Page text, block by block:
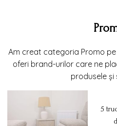
Am creat categoria Promo
oferi brand-urilor care ne
produsele și
5